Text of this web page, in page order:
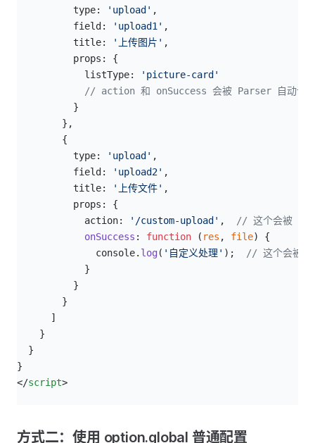
          type:
'upload' ,
          field:
'upload1' ,
          title:
'上传图片' ,
          props: {
            listType:
'picture-card'
// action 和 onSuccess 会被 Parser 自动设
          }
        },
        {
          type:
'upload' ,
          field:
'upload2' ,
          title:
'上传文件' ,
          props: {
            action:
'/custom-upload' ,
// 这个会被
            onSuccess
: function ( res , file) {
              console.
log( '自定义处理' );
// 这个会被
            }
          }
        }
      ]
    }
  }
}
</script>
方式二：使用 option.global 普通配置